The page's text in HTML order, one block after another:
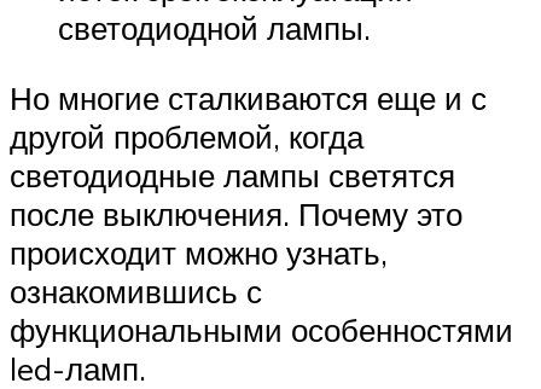
светодиодной лампы.
Но многие сталкиваются еще и с
другой проблемой, когда
светодиодные лампы светятся
после выключения. Почему это
происходит можно узнать,
ознакомившись с
функциональными особенностями
led-ламп.